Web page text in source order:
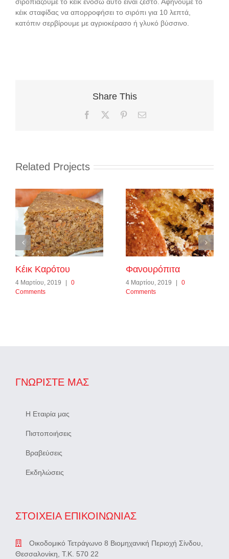
κέικ σταφίδας να απορροφήσει το σιρόπι για 10 λεπτά,
κατόπιν σερβίρουμε με αγριοκέρασο ή γλυκό βύσσινο.
Share This
Facebook PinterestEmail
Related Projects
Κέικ Καρότου
4 Μαρτίου, 2019 |
0
Comments
Φανουρόπιτα
4 Μαρτίου, 2019 |
0
Comments
ΓΝΩΡΊΣΤΕ ΜΑΣ
Η Εταιρία μας
Πιστοποιήσεις
Βραβεύσεις
Εκδηλώσεις
ΣΤΟΙΧΕΙΑ ΕΠΙΚΟΙΝΩΝΙΑΣ
Οικοδομικό Τετράγωνο 8 Βιομηχανική Περιοχή Σίνδου,
Θεσσαλονίκη, Τ.Κ. 570 22